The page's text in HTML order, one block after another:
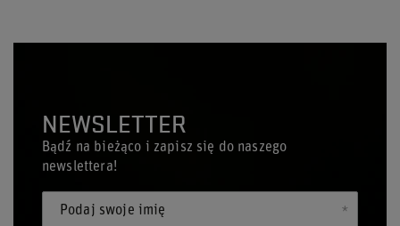
NEWSLETTER
Bądź na bieżąco i zapisz się do naszego
newslettera!
Podaj swoje imię